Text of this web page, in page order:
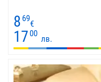
8 69
€
17 00
лв.